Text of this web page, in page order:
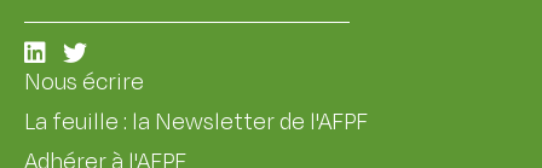
Nous écrire
La feuille : la Newsletter de l'AFPF